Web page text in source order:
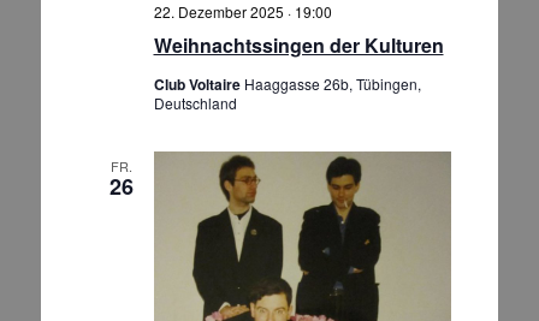
Weihnachtssingen der Kulturen
22. Dezember 2025 · 19:00
Club Voltaire Haaggasse 26b, Tübingen,
Deutschland
FR.
26